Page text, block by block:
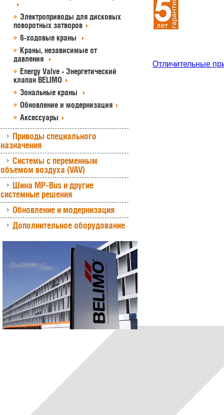
Электроприводы для дисковых
поворотных затворов
6-ходовые краны
Краны, независимые от
давления
Energy Valve - Энергетический
клапан BELIMO
Зональные краны
Обновление и модернизация
Аксессуары
Приводы специального
назначения
Системы с переменным
объемом воздуха (VAV)
Шина MP-Bus и другие
системные решения
Обновление и модернизация
Дополнительное оборудование
Отличительные